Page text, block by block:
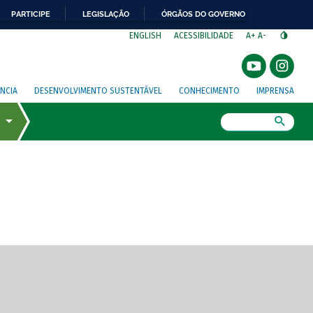
PARTICIPE LEGISLAÇÃO ÓRGÃOS DO GOVERNO
ENGLISH ACESSIBILIDADE A+ A-
DESENVOLVIMENTO SUSTENTÁVEL CONHECIMENTO IMPRENSA